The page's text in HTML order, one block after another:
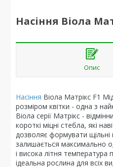
Насіння Віола
Опис
Насіння Віола Матрікс F1
розміром квітки - одна з
Віола серії Матрікс -
короткі міцні стебла, які
дозволяє формувати щільні
залишається максимально
і висока літня
ідеальна рослина для всіх